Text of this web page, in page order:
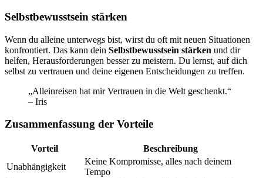
Selbstbewusstsein stärken
Wenn du alleine unterwegs bist, wirst du oft mit neuen Situationen
konfrontiert. Das kann dein Selbstbewusstsein stärken und dir
helfen, Herausforderungen besser zu meistern. Du lernst, auf dich
selbst zu vertrauen und deine eigenen Entscheidungen zu treffen.
„Alleinreisen hat mir Vertrauen in die Welt geschenkt.“
– Iris
Zusammenfassung der Vorteile
Vorteil
Beschreibung
Unabhängigkeit
Keine Kompromisse, alles nach deinem
Tempo